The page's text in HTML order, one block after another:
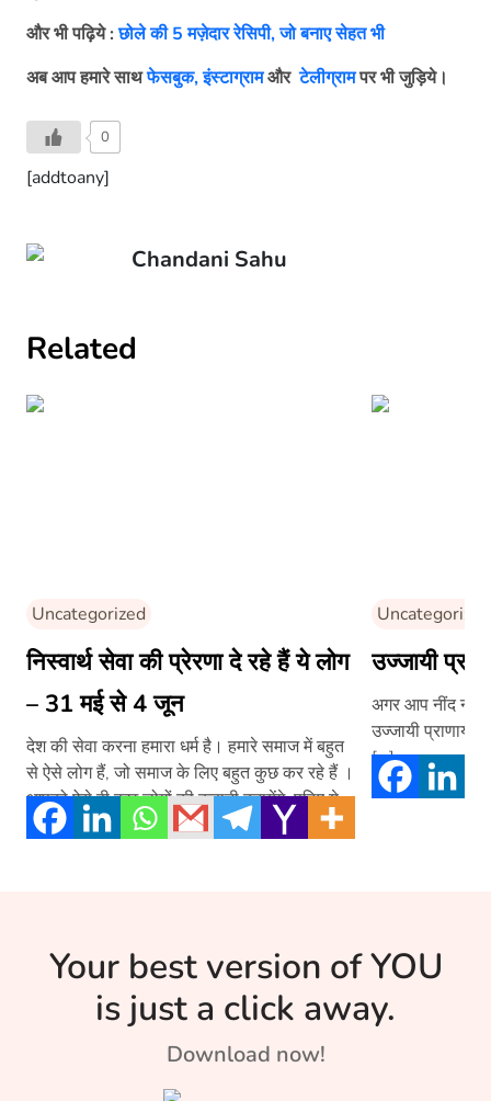
और भी पढ़िये : छोले की 5 मज़ेदार रेसिपी, जो बनाए सेहत भी
अब आप हमारे साथफेसबुक,इंस्टाग्रामऔरटेलीग्रामपर भी जुड़िये।
0
[addtoany]
Chandani Sahu
Related
Uncategorized
निस्वार्थ सेवा की प्रेरणा दे रहे हैं ये लोग
– 31 मई से 4 जून
देश की सेवा करना हमारा धर्म है। हमारे समाज में बहुत
से ऐसे लोग हैं, जो समाज के लिए बहुत कुछ कर रहे हैं ।
आपको ऐसे ही कुछ लोगों की कहानी बतायेंगे, पढ़िए ये
लेख-
Uncategorized
उज्जायी
अगर आप नींद न
उज्जायी
[…]
Your best version of YOU
is just a click away.
Download now!